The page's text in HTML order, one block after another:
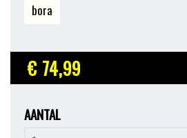
bora
€ 74,99
AANTAL